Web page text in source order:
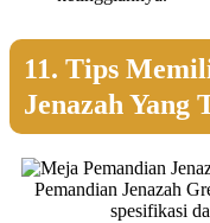
11. Tips
Jenazah Yang
Pemandian Jenazah
spesifikasi